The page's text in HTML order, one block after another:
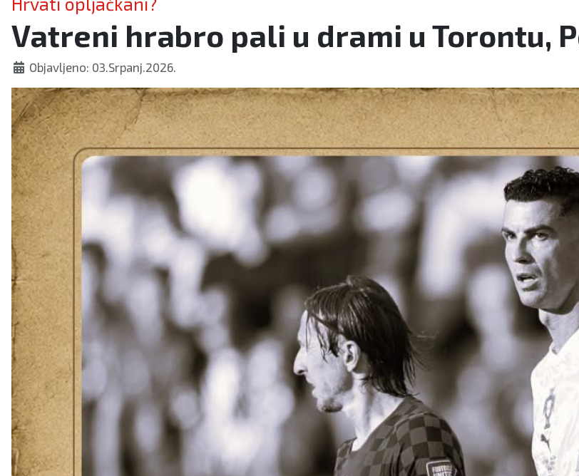
Vatreni hrabro pali u drami u Torontu,
Objavljeno: 03.Srpanj.2026.